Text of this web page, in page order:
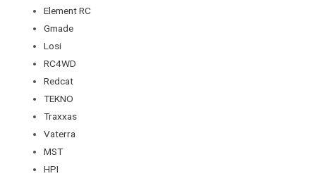
Element RC
Gmade
Losi
RC4WD
Redcat
TEKNO
Traxxas
Vaterra
MST
HPI